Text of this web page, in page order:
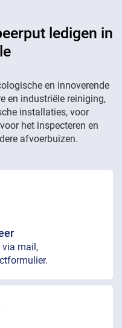
ledigen in
en innoverende
en industriële reiniging,
installaties, voor
het inspecteren en
afvoerbuizen.
via mail,